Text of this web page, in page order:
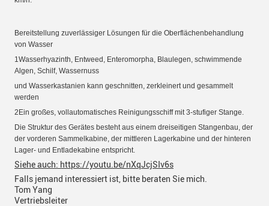
Bereitstellung zuverlässiger Lösungen für die Oberflächenbehandlung
von Wasser
1Wasserhyazinth, Entweed, Enteromorpha, Blaulegen, schwimmende
Algen, Schilf, Wassernuss
und Wasserkastanien kann geschnitten, zerkleinert und gesammelt
werden
2Ein großes, vollautomatisches Reinigungsschiff mit 3-stufiger Stange.
Die Struktur des Gerätes besteht aus einem dreiseitigen Stangenbau, der
der vorderen Sammelkabine, der mittleren Lagerkabine und der hinteren
Lager- und Entladekabine entspricht.
Siehe auch: https://youtu.be/nXqJcjSIv6s
Falls jemand interessiert ist, bitte beraten Sie mich.
Tom Yang
Vertriebsleiter